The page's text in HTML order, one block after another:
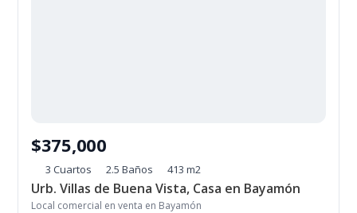
$375,000
3 Cuartos 2.5 Baños 413 m2
Urb. Villas de Buena Vista, Casa en Bayamón
Local comercial en venta en Bayamón